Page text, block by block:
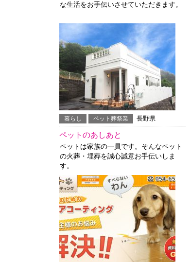
な生活をお手伝いさせていただきます。
暮らし ペット葬祭業 長野県
ペットのあしあと
ペットは家族の一員です。そんなペット
の火葬・埋葬を誠心誠意お手伝いしま
す。